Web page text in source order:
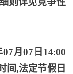
则详见竞争性
月07日14:00
间,法定节假日